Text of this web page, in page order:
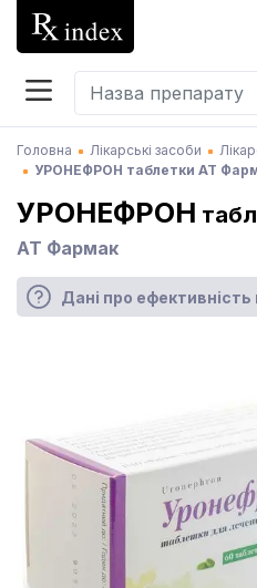
Головна Лікарські засоби
УРОНЕФРОН таблетки АТ
УРОНЕФРОН
АТ Фармак
Дані про